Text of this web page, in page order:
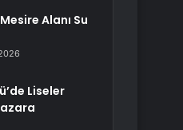
Alanı Su
Liseler